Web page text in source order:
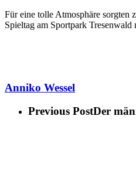
Für eine tolle Atmosphäre sorgten
Spieltag am Sportpark
Anniko Wessel
Previous PostDer